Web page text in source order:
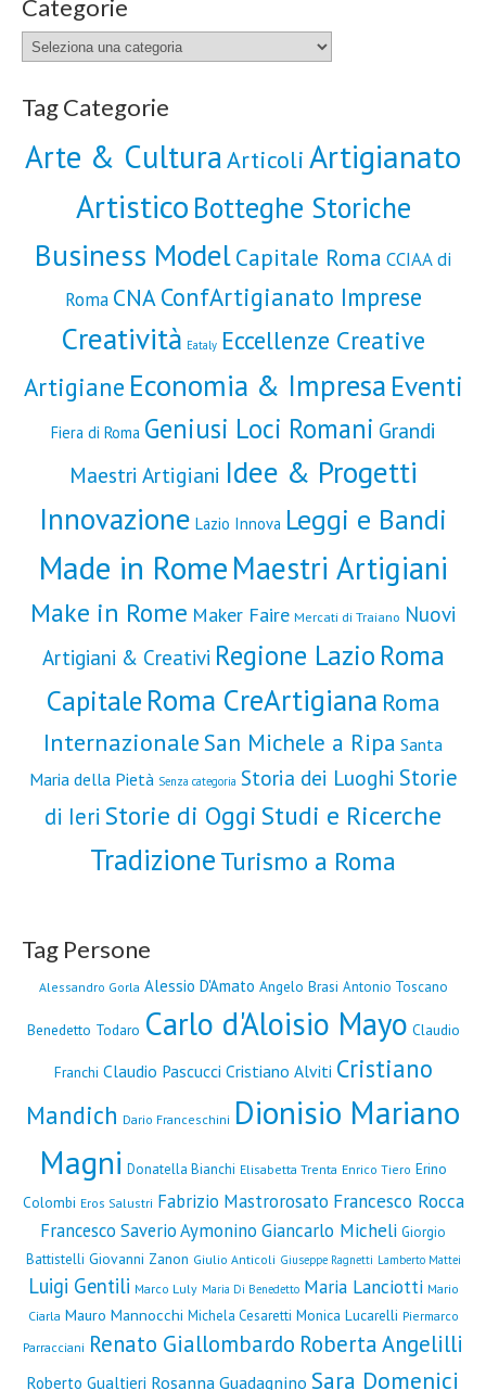
Categorie
Categorie
Tag Categorie
Arte & CulturaArticoli Artigianato
Artistico Botteghe Storiche
Business ModelCapitale Roma CCIAA di
Roma CNAConfArtigianato Imprese
Creatività Eataly Eccellenze Creative
Artigiane Economia & Impresa Eventi
Fiera di Roma Geniusi Loci Romani Grandi
Maestri Artigiani Idee & Progetti
Innovazione Lazio Innova Leggi e Bandi
Made in RomeMaestri Artigiani
Make in Rome Maker Faire Mercati di Traiano Nuovi
Artigiani & Creativi Regione Lazio Roma
Capitale Roma CreArtigiana Roma
InternazionaleSan Michele a Ripa Santa
Maria della Pietà Senza categoria Storia dei Luoghi Storie
di Ieri Storie di Oggi Studi e Ricerche
TradizioneTurismo a Roma
Tag Persone
Alessandro Gorla Alessio D'Amato Angelo Brasi Antonio Toscano
Benedetto Todaro Carlo d'Aloisio Mayo Claudio
Franchi Claudio Pascucci Cristiano Alviti Cristiano
Mandich Dario Franceschini Dionisio Mariano
Magni Donatella Bianchi Elisabetta Trenta Enrico Tiero Erino
Colombi Eros Salustri Fabrizio Mastrorosato Francesco Rocca
Francesco Saverio Aymonino Giancarlo Micheli Giorgio
Battistelli Giovanni Zanon Giulio Anticoli Giuseppe Ragnetti Lamberto Mattei
Luigi Gentili Marco Luly Maria Di Benedetto Maria Lanciotti Mario
Ciarla Mauro Mannocchi Michela Cesaretti Monica Lucarelli Piermarco
Parracciani Renato Giallombardo Roberta Angelilli
Roberto Gualtieri Rosanna Guadagnino Sara Domenici